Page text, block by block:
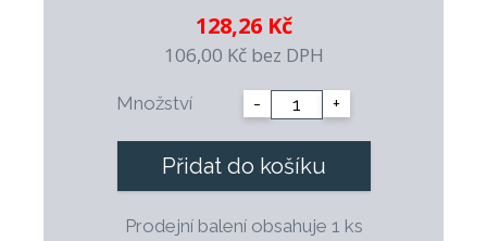
128,26 Kč
106,00 Kč bez DPH
Množství - +
Přidat do košíku
Prodejní balení obsahuje 1 ks